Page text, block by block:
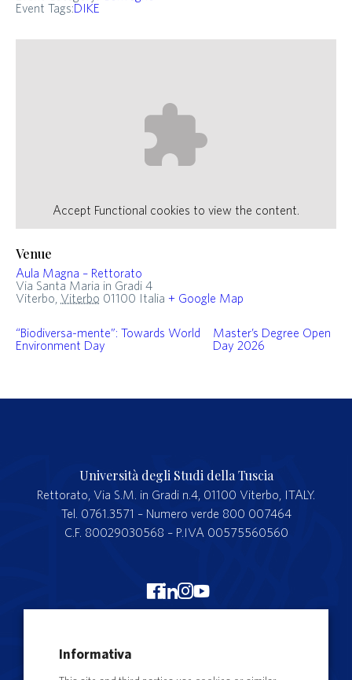
Event Tags:DIKE
Venue
Aula Magna – Rettorato
Via Santa Maria in Gradi 4
Viterbo Viterbo 01100 Italia + Google Map
Accept Functional cookies to view the content.
“Biodiversa-mente”: Towards World
Environment Day
Master’s Degree Open
Day 2026
Università degli Studi della Tuscia
Rettorato, Via S.M. in Gradi n.4, 01100 Viterbo, ITALY.
Tel. 0761.3571 – Numero verde 800 007464
C.F. 80029030568 – P.IVA 00575560560
Merchandising Unitus
Informativa